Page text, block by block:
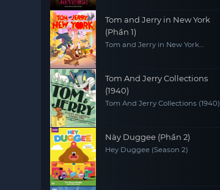
Tom and Jerry in New York
(Phần 1)
Tom and Jerry in New York
Tom And Jerry Collections
(1940)
Tom And Jerry Collections (1940)
Này Duggee (Phần 2)
Hey Duggee (Season 2)